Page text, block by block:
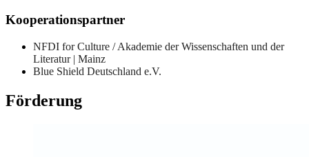
Kooperationspartner
NFDI for Culture / Akademie der Wissenschaften und der
Literatur | Mainz
Blue Shield Deutschland e.V.
Förderung